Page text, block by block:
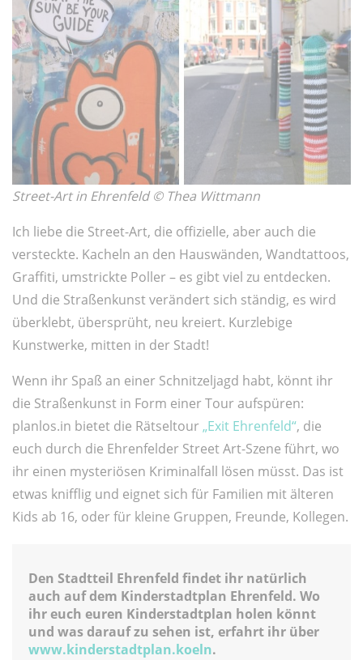
Street-Art in Ehrenfeld © Thea Wittmann
Ich liebe die Street-Art, die offizielle, aber auch die
versteckte. Kacheln an den Hauswänden, Wandtattoos,
Graffiti, umstrickte Poller – es gibt viel zu entdecken.
Und die Straßenkunst verändert sich ständig, es wird
überklebt, übersprüht, neu kreiert. Kurzlebige
Kunstwerke, mitten in der Stadt!
Wenn ihr Spaß an einer Schnitzeljagd habt, könnt ihr
die Straßenkunst in Form einer Tour aufspüren:
planlos.in bietet die Rätseltour „Exit Ehrenfeld“, die
euch durch die Ehrenfelder Street Art-Szene führt, wo
ihr einen mysteriösen Kriminalfall lösen müsst. Das ist
etwas knifflig und eignet sich für Familien mit älteren
Kids ab 16, oder für kleine Gruppen, Freunde, Kollegen.
Den Stadtteil Ehrenfeld findet ihr natürlich
auch auf dem Kinderstadtplan Ehrenfeld. Wo
ihr euch euren Kinderstadtplan holen könnt
und was darauf zu sehen ist, erfahrt ihr über
www.kinderstadtplan.koeln.